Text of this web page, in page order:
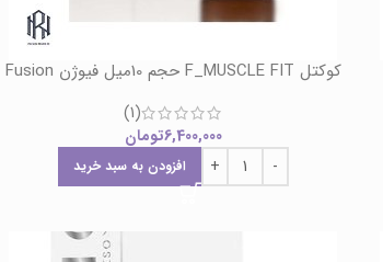
کوکتل F_MUSCLE FIT حجم 10میل فیوژن Fusion
(1)
6,400,000تومان
افزودن به سبد خرید